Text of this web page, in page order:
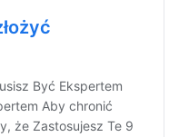
Być Ekspertem
Aby chronić
że Zastosujesz Te 9